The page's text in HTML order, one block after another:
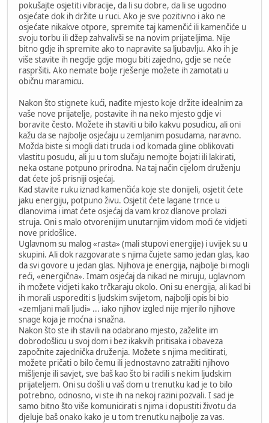
pokušajte osjetiti vibracije, da li su dobre, da li se ugodno
osjećate dok ih držite u ruci. Ako je sve pozitivno i ako ne
osjećate nikakve otpore, spremite taj kamenčić ili kamenčiće u
svoju torbu ili džep zahvalivši se na novim prijateljima. Nije
bitno gdje ih spremite ako to napravite sa ljubavlju. Ako ih je
više stavite ih negdje gdje mogu biti zajedno, gdje se neće
raspršiti. Ako nemate bolje rješenje možete ih zamotati u
običnu maramicu.
Nakon što stignete kući, nađite mjesto koje držite idealnim za
vaše nove prijatelje, postavite ih na neko mjesto gdje vi
boravite često. Možete ih staviti u bilo kakvu posudicu, ali oni
kažu da se najbolje osjećaju u zemljanim posudama, naravno.
Možda biste si mogli dati truda i od komada gline oblikovati
vlastitu posudu, ali ju u tom slučaju nemojte bojati ili lakirati,
neka ostane potpuno prirodna. Na taj način cijelom druženju
dat ćete još prisniji osjećaj.
Kad stavite ruku iznad kamenčića koje ste donijeli, osjetit ćete
jaku energiju, potpuno živu. Osjetit ćete lagane trnce u
dlanovima i imat ćete osjećaj da vam kroz dlanove prolazi
struja. Oni s malo otvorenijim unutarnjim vidom moći će vidjeti
nove pridošlice.
Uglavnom su malog «rasta» (mali stupovi energije) i uvijek su u
skupini. Ali dok razgovarate s njima čujete samo jedan glas, kao
da svi govore u jedan glas. Njihova je energija, najbolje bi mogli
reći, «energična». Imam osjećaj da nikad ne miruju, uglavnom
ih možete vidjeti kako trčkaraju okolo. Oni su energija, ali kad bi
ih morali usporediti s ljudskim svijetom, najbolji opis bi bio
«zemljani mali ljudi» ... iako njihov izgled nije mjerilo njihove
snage koja je moćna i snažna.
Nakon što ste ih stavili na odabrano mjesto, zaželite im
dobrodošlicu u svoj dom i bez ikakvih pritisaka i obaveza
započnite zajednička druženja. Možete s njima meditirati,
možete pričati o bilo čemu ili jednostavno zatražiti njihovo
mišljenje ili savjet, sve baš kao što bi radili s nekim ljudskim
prijateljem. Oni su došli u vaš dom u trenutku kad je to bilo
potrebno, odnosno, vi ste ih na nekoj razini pozvali. I sad je
samo bitno što više komunicirati s njima i dopustiti životu da
djeluje baš onako kako je u tom trenutku najbolje za vas.